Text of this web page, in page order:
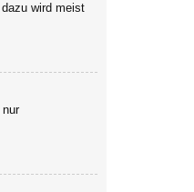
wird meist